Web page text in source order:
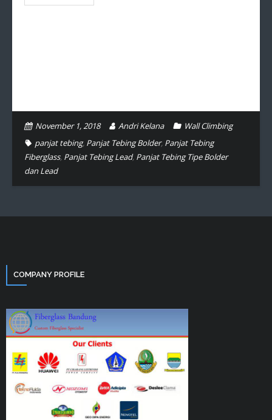
November 1, 2018 Andri Kelana
Wall Climbing
panjat tebing, Panjat Tebing Bolder, Panjat Tebing
Fiberglass, Panjat Tebing Lead, Panjat Tebing Tipe Bolder
dan Lead
COMPANY PROFILE